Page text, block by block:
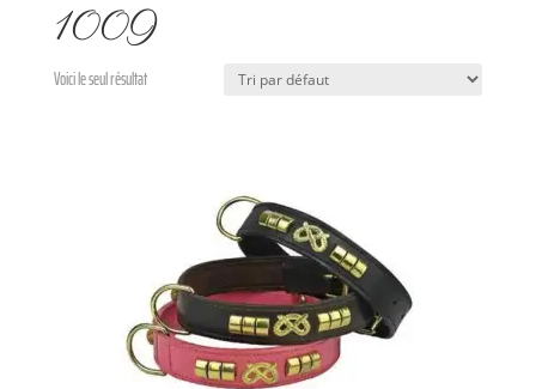
1009
Voici le seul résultat